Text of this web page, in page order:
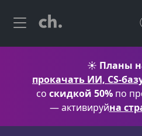
☀️ Планы
прокачать ИИ, CS-
со скидкой 50% по
— активируйна